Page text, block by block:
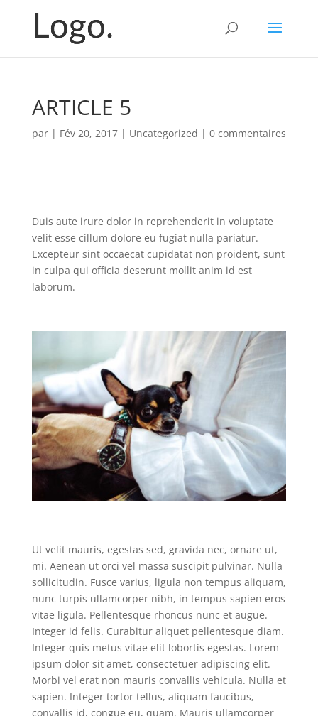
ARTICLE 5
par | Fév 20, 2017| Uncategorized | 0 commentaires
Duis aute irure dolor in reprehenderit in voluptate
velit esse cillum dolore eu fugiat nulla pariatur.
Excepteur sint occaecat cupidatat non proident, sunt
in culpa qui officia deserunt mollit anim id est
laborum.
Ut velit mauris, egestas sed, gravida nec, ornare ut,
mi. Aenean ut orci vel massa suscipit pulvinar. Nulla
sollicitudin. Fusce varius, ligula non tempus aliquam,
nunc turpis ullamcorper nibh, in tempus sapien eros
vitae ligula. Pellentesque rhoncus nunc et augue.
Integer id felis. Curabitur aliquet pellentesque diam.
Integer quis metus vitae elit lobortis egestas. Lorem
ipsum dolor sit amet, consectetuer adipiscing elit.
Morbi vel erat non mauris convallis vehicula. Nulla et
sapien. Integer tortor tellus, aliquam faucibus,
convallis id, congue eu, quam. Mauris ullamcorper